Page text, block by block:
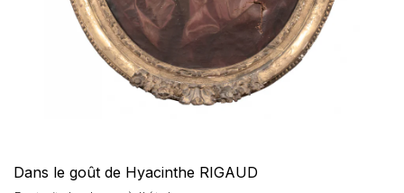
Dans le goût de Hyacinthe RIGAUD